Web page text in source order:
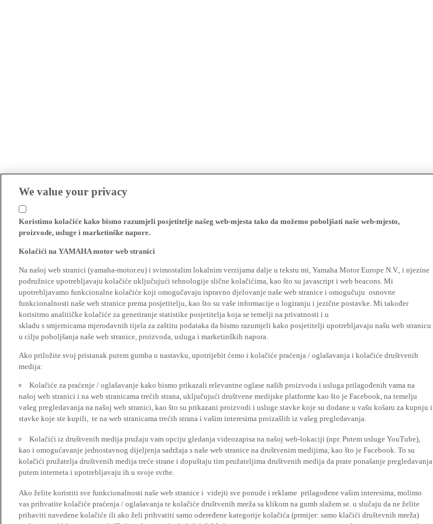
We value your privacy
Koristimo kolačiće kako bismo razumjeli posjetitelje našeg web-mjesta tako da možemo poboljšati naše web-mjesto,
proizvode, usluge i marketinške napore.
Kolačići na YAMAHA motor web stranici
Na našoj web stranici (yamaha-motor.eu) i svimostalim lokalnim verzijama dalje u tekstu mi, Yamaha Motor Europe N.V., i njezine
podružnice upotrebljavaju kolačiće uključujući tehnologije slične kolačićima, kao što su javascript i web beacons. Mi
upotrebljavamo funkcionalne kolačiće koji omogučavaju ispravno djelovanje naše web stranice i omogučuju osnovne
funkcionalnosti naše web stranice prema posjetitelju, kao što su vaše informacije o logiranju i jezične postavke. Mi također
korisitmo analitičke kolačiće za generiranje statistike posjetitelja koja se temelji na privatnosti i u
skladu s smjernicama mjerodavnih tijela za zaštitu podataka da bismo razumjeli kako posjetitelji upotrebljavaju našu web stranicu
u cilju poboljšanja naše web stranice, proizvoda, usluga i marketinških napora.
Ako priložite svoj pristanak putem gumba u nastavku, upotrijebit ćemo i kolačiće praćenja / oglašavanja i kolačiće društvenih
medija:
Kolačiće za praćenje / oglašavanje kako bismo prikazali relevantne oglase naših proizvoda i usluga prilagođenih vama na
našoj web stranici i na web stranicama trećih strana, uključujući društvene medijske platforme kao što je Facebook, na temelju
vašeg pregledavanja na našoj web stranici, kao što su prikazani proizvodi i usluge stavke koje su dodane u vašu košaru za kupnju i
stavke koje ste kupili, te na web stranicama trećih strana i vašim interesima proizašlih iz vašeg pregledavanja.
Kolačići iz društvenih medija pružaju vam opciju gledanja videozapisa na našoj web-lokaciji (npr. Putem usluge YouTube),
kao i omogućavanje jednostavnog dijeljenja sadržaja s naše web stranice na društvenim medijima, kao što je Facebook. To su
kolačići pružatelja društvenih medija treće strane i dopuštaju tim pružateljima društvenih medija da prate ponašanje pregledavanja
putem interneta i upotrebljavaju ih u svoje svrhe.
Ako želite koristiti sve funkcionalnosti naše web stranice i videjti sve ponude i reklame prilagođene vašim interesima, molimo
vas prihvatite kolačiće praćenja / oglašavanja te kolačiće društvenih mreža sa klikom na gumb slažem se. u slučaju da ne želite
prihaviti navedene kolačiće ili ako želi prihvatiti samo odeređene kategorije kolačića (prmijer: samo klačići društevnih mreža)